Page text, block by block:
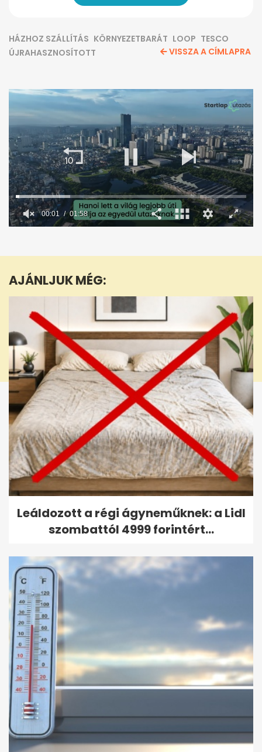
HÁZHOZ SZÁLLÍTÁS KÖRNYEZETBARÁT LOOP TESCO
ÚJRAHASZNOSÍTOTT
VISSZA A CÍMLAPRA
1
58
seconds
00:02 01:58
AJÁNLJUK MÉG:
Leáldozott a régi ágyneműknek: a Lidl
szombattól 4999 forintért...